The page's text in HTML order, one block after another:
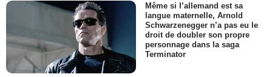
Même si l’allemand est sa
langue maternelle, Arnold
Schwarzenegger n’a pas eu le
droit de doubler son propre
personnage dans la saga
Terminator